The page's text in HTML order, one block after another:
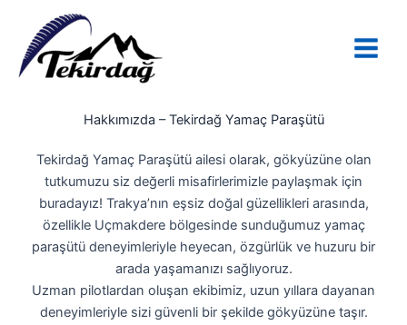
Hakkımızda – Tekirdağ Yamaç Paraşütü
Tekirdağ Yamaç Paraşütü ailesi olarak, gökyüzüne olan
tutkumuzu siz değerli misafirlerimizle paylaşmak için
buradayız! Trakya’nın eşsiz doğal güzellikleri arasında,
özellikle Uçmakdere bölgesinde sunduğumuz yamaç
paraşütü deneyimleriyle heyecan, özgürlük ve huzuru bir
arada yaşamanızı sağlıyoruz.
Uzman pilotlardan oluşan ekibimiz, uzun yıllara dayanan
deneyimleriyle sizi güvenli bir şekilde gökyüzüne taşır.